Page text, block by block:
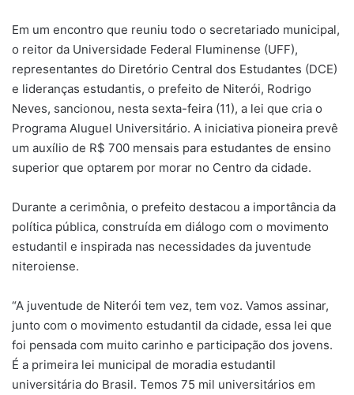
Em um encontro que reuniu todo o secretariado municipal,
o reitor da Universidade Federal Fluminense (UFF),
representantes do Diretório Central dos Estudantes (DCE)
e lideranças estudantis, o prefeito de Niterói, Rodrigo
Neves, sancionou, nesta sexta-feira (11), a lei que cria o
Programa Aluguel Universitário. A iniciativa pioneira prevê
um auxílio de R$ 700 mensais para estudantes de ensino
superior que optarem por morar no Centro da cidade.
Durante a cerimônia, o prefeito destacou a importância da
política pública, construída em diálogo com o movimento
estudantil e inspirada nas necessidades da juventude
niteroiense.
“A juventude de Niterói tem vez, tem voz. Vamos assinar,
junto com o movimento estudantil da cidade, essa lei que
foi pensada com muito carinho e participação dos jovens.
É a primeira lei municipal de moradia estudantil
universitária do Brasil. Temos 75 mil universitários em